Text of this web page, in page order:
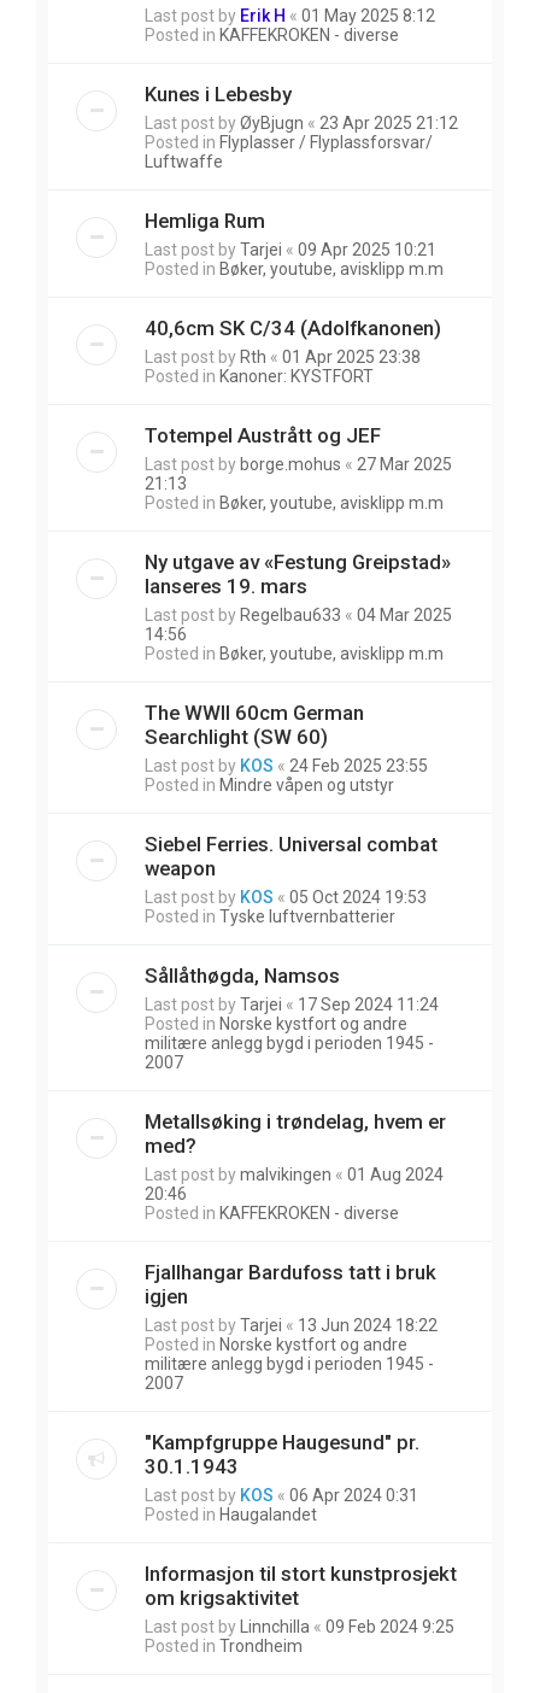
Last post by Erik H « 01 May 2025 8:12
Posted in KAFFEKROKEN - diverse
Kunes i Lebesby
Last post byØyBjugn « 23 Apr 2025 21:12
Posted in Flyplasser / Flyplassforsvar/
Luftwaffe
Hemliga Rum
Last post byTarjei « 09 Apr 2025 10:21
Posted in Bøker, youtube, avisklipp m.m
40,6cm SK C/34 (Adolfkanonen)
Last post by Rth « 01 Apr 2025 23:38
Posted in Kanoner: KYSTFORT
Totempel Austrått og JEF
Last post by borge.mohus « 27 Mar 2025
21:13
Posted in Bøker, youtube, avisklipp m.m
Ny utgave av «Festung Greipstad»
lanseres 19. mars
Last post by Regelbau633 « 04 Mar 2025
14:56
Posted in Bøker, youtube, avisklipp m.m
The WWII 60cm German
Searchlight (SW 60)
Last post by KOS « 24 Feb 2025 23:55
Posted in Mindre våpen og utstyr
Siebel Ferries. Universal combat
weapon
Last post by KOS « 05 Oct 2024 19:53
Posted in Tyske luftvernbatterier
Sållåthøgda, Namsos
Last post byTarjei « 17 Sep 2024 11:24
Posted in Norske kystfort og andre
militære anlegg bygd i perioden 1945 -
2007
Metallsøking i trøndelag, hvem er
med?
Last post bymalvikingen « 01 Aug 2024
20:46
Posted in KAFFEKROKEN - diverse
Fjallhangar Bardufoss tatt i bruk
igjen
Last post byTarjei « 13 Jun 2024 18:22
Posted in Norske kystfort og andre
militære anlegg bygd i perioden 1945 -
2007
"Kampfgruppe Haugesund" pr.
30.1.1943
Last post by KOS « 06 Apr 2024 0:31
Posted in Haugalandet
Informasjon til stort kunstprosjekt
om krigsaktivitet
Last post by Linnchilla « 09 Feb 2024 9:25
Posted in Trondheim